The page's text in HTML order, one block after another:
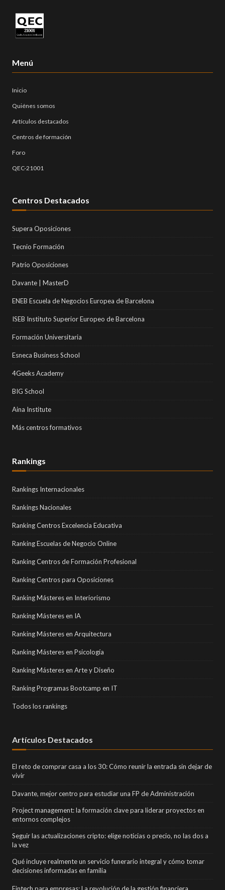
Menú
Inicio
Quiénes somos
Artículos destacados
Centros de formación
Foro
QEC-21001
Centros Destacados
Supera Oposiciones
Tecnio Formación
Patrio Oposiciones
Davante | MasterD
ENEB Escuela de Negocios Europea de Barcelona
ISEB Instituto Superior Europeo de Barcelona
Formación Universitaria
Esneca Business School
4Geeks Academy
BIG School
Aina Institute
Más centros formativos
Rankings
Rankings Internacionales
Rankings Nacionales
Ranking Centros Excelencia Educativa
Ranking Escuelas de Negocio Online
Ranking Centros de Formación Profesional
Ranking Centros para Oposiciones
Ranking Másteres en Interiorismo
Ranking Másteres en IA
Ranking Másteres en Arquitectura
Ranking Másteres en Psicología
Ranking Másteres en Arte y Diseño
Ranking Programas Bootcamp en IT
Todos los rankings
Artículos Destacados
El reto de comprar casa a los 30: Cómo reunir la entrada sin dejar de
vivir
Davante, mejor centro para estudiar una FP de Administración
Project management: la formación clave para liderar proyectos en
entornos complejos
Seguir las actualizaciones cripto: elige noticias o precio, no las dos a
la vez
Qué incluye realmente un servicio funerario integral y cómo tomar
decisiones informadas en familia